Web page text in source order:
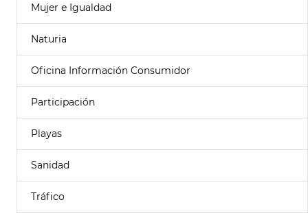
Mujer e Igualdad
Naturia
Oficina Información Consumidor
Participación
Playas
Sanidad
Tráfico